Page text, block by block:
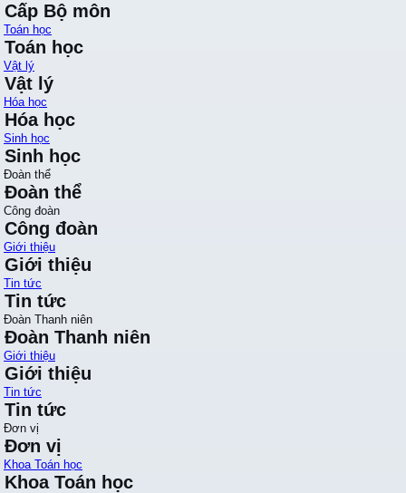
Cấp Bộ môn
Toán học
Toán học
Vật lý
Vật lý
Hóa học
Hóa học
Sinh học
Sinh học
Đoàn thể
Đoàn thể
Công đoàn
Công đoàn
Giới thiệu
Giới thiệu
Tin tức
Tin tức
Đoàn Thanh niên
Đoàn Thanh niên
Giới thiệu
Giới thiệu
Tin tức
Tin tức
Đơn vị
Đơn vị
Khoa Toán học
Khoa Toán học